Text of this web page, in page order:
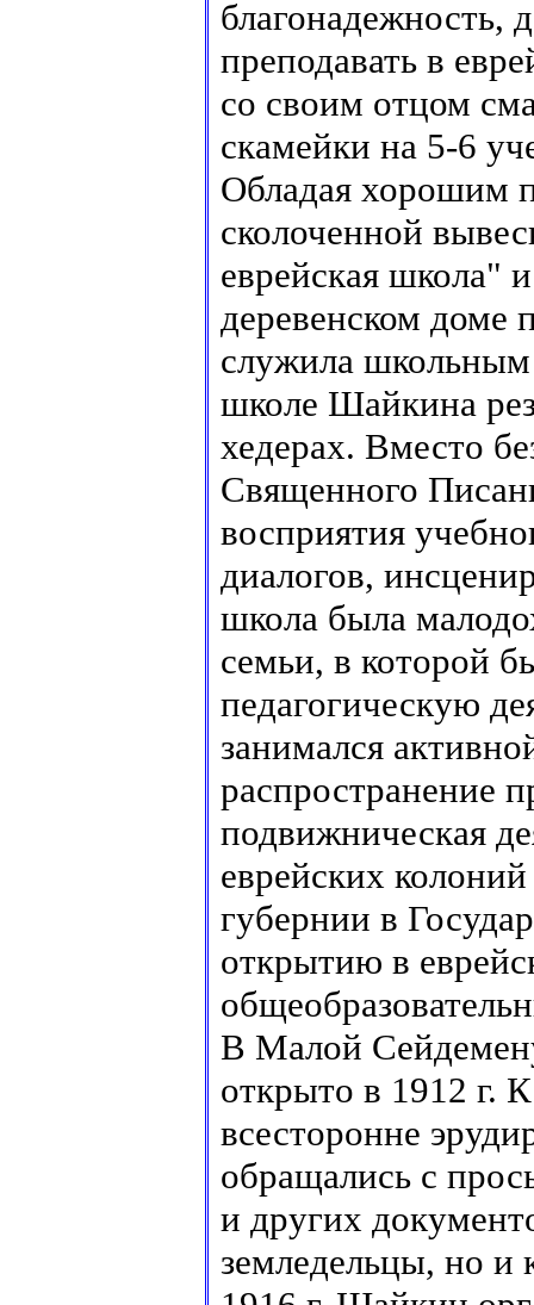
благонадежность,
преподавать в
со своим отцом
скамейки на 5-6
Обладая хорошим
сколоченной
еврейская школа"
деревенском доме
служила школьным
школе Шайкина
хедерах. Вместо
Священного
восприятия
диалогов,
школа была
семьи, в которой
педагогическую
занимался
распространение
подвижническая
еврейских
губернии в
открытию в
В Малой
открыто в 1912 г.
всесторонне
обращались с
и других
земледельцы, но и